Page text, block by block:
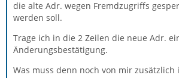
die alte Adr. wegen Fremdzugriffs
werden soll.
Trage ich in die 2 Zeilen die neue Adr.
Änderungsbestätigung.
Was muss denn noch von mir zusätzlich